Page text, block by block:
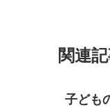
関連
子ども